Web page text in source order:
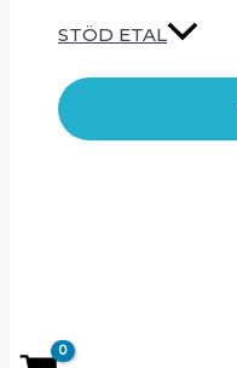
STÖD ETAL